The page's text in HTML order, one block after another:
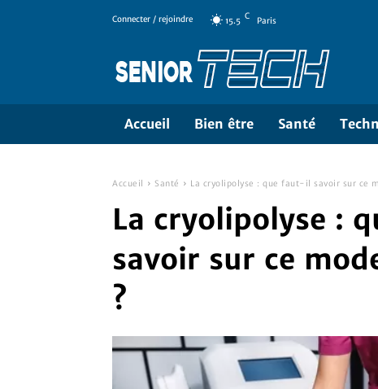
Connecter / rejoindre 15.5 C Paris
Accueil Bien être Santé
Accueil Santé La cryolipolyse : que faut-il savoir sur ce
La cryolipolyse :
savoir sur ce
?